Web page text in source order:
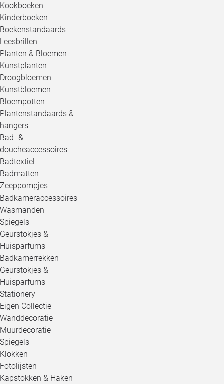
Kookboeken
Kinderboeken
Boekenstandaards
Leesbrillen
Planten & Bloemen
Kunstplanten
Droogbloemen
Kunstbloemen
Bloempotten
Plantenstandaards & -
hangers
Bad- &
doucheaccessoires
Badtextiel
Badmatten
Zeeppompjes
Badkameraccessoires
Wasmanden
Spiegels
Geurstokjes &
Huisparfums
Badkamerrekken
Geurstokjes &
Huisparfums
Stationery
Eigen Collectie
Wanddecoratie
Muurdecoratie
Spiegels
Klokken
Fotolijsten
Kapstokken & Haken